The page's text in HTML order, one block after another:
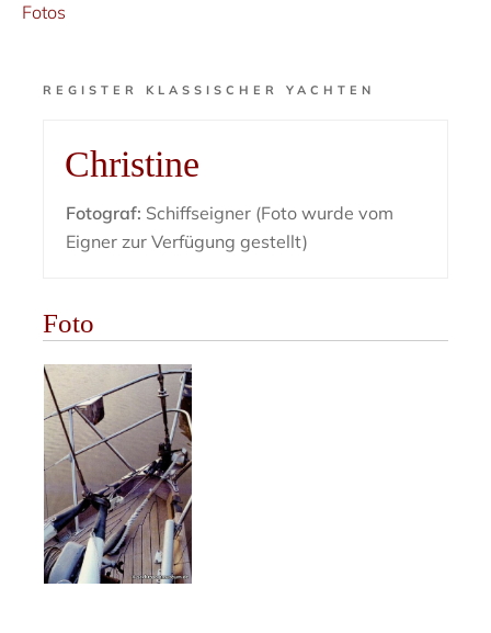
Fotos
REGISTER KLASSISCHER YACHTEN
Christine
Fotograf: Schiffseigner (Foto wurde vom
Eigner zur Verfügung gestellt)
Foto